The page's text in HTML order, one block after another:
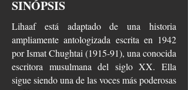
SINÓPSIS
Lihaaf está adaptado de una historia
ampliamente antologizada escrita en 1942
por Ismat Chughtai (1915-91), una conocida
escritora musulmana del siglo XX. Ella
sigue siendo una de las voces más poderosas